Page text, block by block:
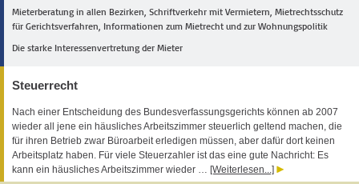
Mieterberatung in allen Bezirken, Schriftverkehr mit Vermietern, Mietrechtsschutz
für Gerichtsverfahren, Informationen zum Mietrecht und zur Wohnungspolitik
Die starke Interessenvertretung der Mieter
Steuerrecht
Nach einer Entscheidung des Bundesverfassungsgerichts können ab 2007
wieder all jene ein häusliches Arbeitszimmer steuerlich geltend machen, die
für ihren Betrieb zwar Büroarbeit erledigen müssen, aber dafür dort keinen
Arbeitsplatz haben. Für viele Steuerzahler ist das eine gute Nachricht: Es
kann ein häusliches Arbeitszimmer wieder … [Weiterlesen...]